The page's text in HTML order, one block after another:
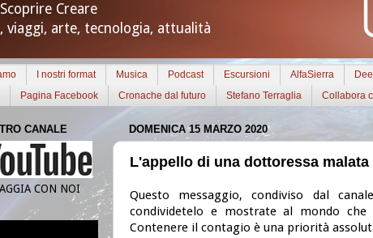
Creare
viaggi, arte, tecnologia, attualità
I nostri format Musica Podcast Escursioni AlfaSierra
Pagina Facebook Cronache dal futuro Stefano Terraglia Collabora
DOMENICA 15 MARZO 2020
L'appello di una dottoressa
Questo messaggio, condiviso dal
condividetelo e mostrate al mondo
Contenere il contagio è una priorità
CANALE
CON NOI